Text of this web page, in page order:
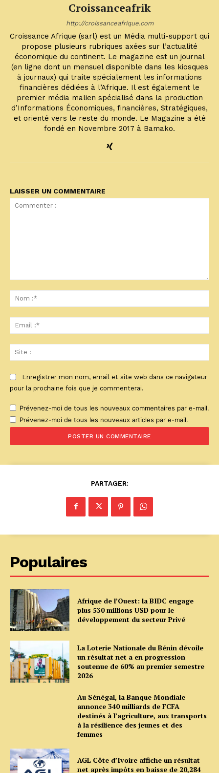
Croissanceafrik
http://croissanceafrique.com
Croissance Afrique (sarl) est un Média multi-support qui
propose plusieurs rubriques axées sur l’actualité
économique du continent. Le magazine est un journal
(en ligne dont un mensuel disponible dans les kiosques
à journaux) qui traite spécialement les informations
financières dédiées à l’Afrique. Il est également le
premier média malien spécialisé dans la production
d’Informations Économiques, financières, Stratégiques,
et orienté vers le reste du monde. Le Magazine a été
fondé en Novembre 2017 à Bamako.
LAISSER UN COMMENTAIRE
:*
:*
:
Enregistrer mon nom, email et site web dans ce navigateur
pour la prochaine fois que je commenterai.
Prévenez-moi de tous les nouveaux commentaires par e-mail.
Prévenez-moi de tous les nouveaux articles par e-mail.
PARTAGER:
Populaires
Afrique de l’Ouest: la BIDC engage
plus 530 millions USD pour le
développement du secteur Privé
La Loterie Nationale du Bénin dévoile
un résultat net a en progression
soutenue de 60% au premier semestre
2026
Au Sénégal, la Banque Mondiale
annonce 340 milliards de FCFA
destinés à l’agriculture, aux transports
à la résilience des jeunes et des
femmes
AGL Côte d’Ivoire affiche un résultat
net après impôts en baisse de 20,284